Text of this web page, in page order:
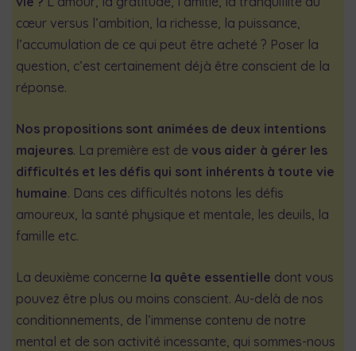
cœur versus l’ambition, la richesse, la puissance,
l’accumulation de ce qui peut être acheté ? Poser la
question, c’est certainement déjà être conscient de la
réponse.
Nos propositions sont animées de deux intentions
majeures. La première est de vous aider à gérer les
difficultés et les défis qui sont inhérents à toute vie
humaine. Dans ces difficultés notons les défis
amoureux, la santé physique et mentale, les deuils, la
famille etc.
La deuxième concerne la quête essentielle dont vous
pouvez être plus ou moins conscient. Au-delà de nos
conditionnements, de l’immense contenu de notre
mental et de son activité incessante, qui sommes-nous